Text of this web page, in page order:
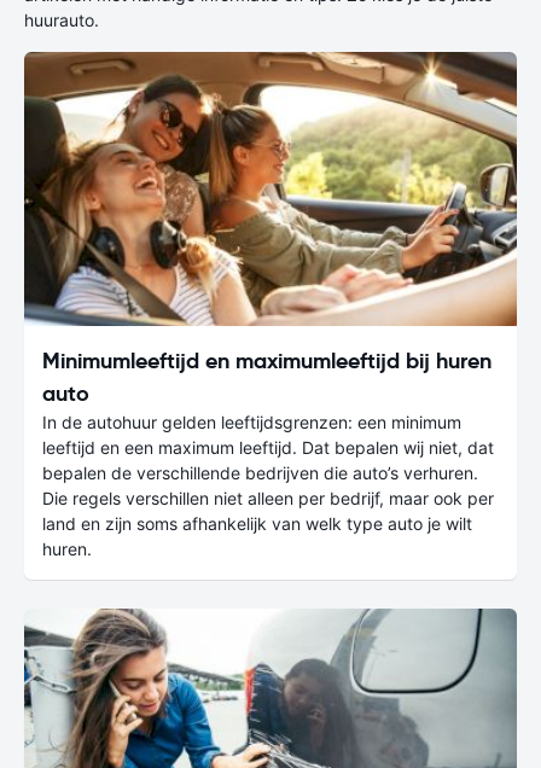
huurauto.
Minimumleeftijd en maximumleeftijd bij huren
auto
In de autohuur gelden leeftijdsgrenzen: een minimum
leeftijd en een maximum leeftijd. Dat bepalen wij niet, dat
bepalen de verschillende bedrijven die auto’s verhuren.
Die regels verschillen niet alleen per bedrijf, maar ook per
land en zijn soms afhankelijk van welk type auto je wilt
huren.